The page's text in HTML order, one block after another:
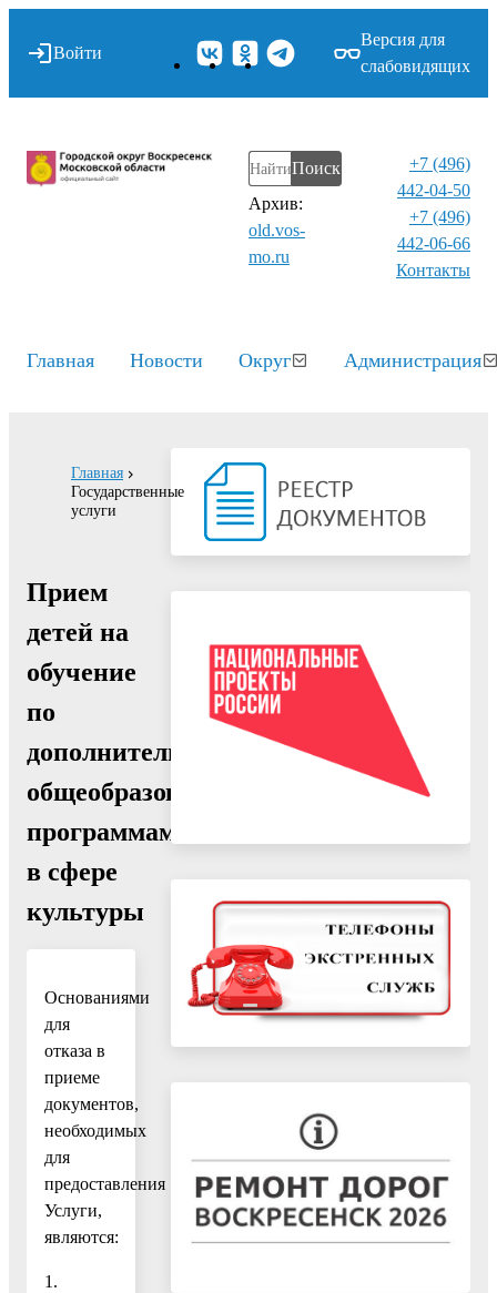
Войти
Версия для
слабовидящих
Поиск
Архив:
old.vos-
mo.ru
+7 (496)
442-04-50
+7 (496)
442-06-66
Контакты⁠
Главная Новости Округ Администрация
Главная
Государственные
услуги
Прием
детей на
обучение
по
дополнительным
общеобразовательным
программам
в сфере
культуры
Основаниями
для
отказа в
приеме
документов,
необходимых
для
предоставления
Услуги,
являются:
1.